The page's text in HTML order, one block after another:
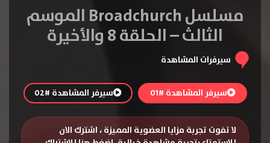
مسلسل Broadchurch الموسم
الثالث – الحلقة 8 والأخيرة
سيرفرات المشاهدة
سيرفر المشاهدة #01 سيرفر المشاهدة #02
لا تفوت تجربة مزايا العضوية المميزة ، اشترك الان